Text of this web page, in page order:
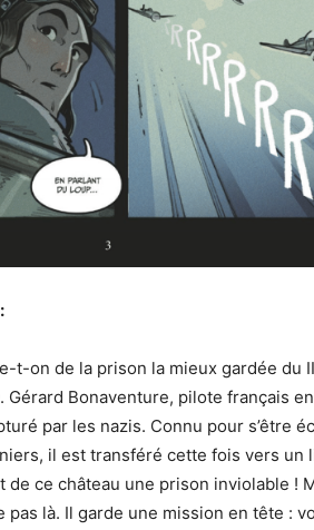
t-on de la prison la mieux gardée du
Gérard Bonaventure, pilote français
par les nazis. Connu pour s’être
il est transféré cette fois vers un
de ce château une prison inviolable !
pas là. Il garde une mission en tête :